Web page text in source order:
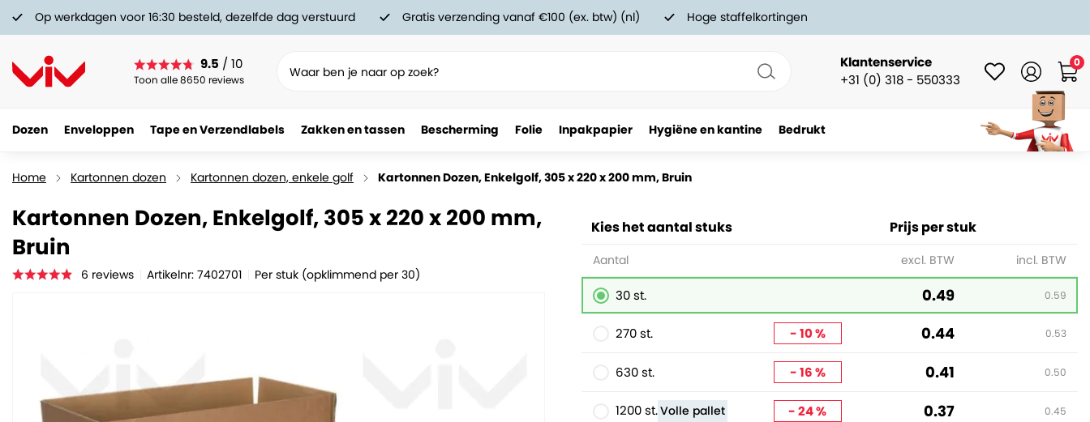
Op werkdagen voor 16:30 besteld, dezelfde dag verstuurd Gratis verzending vanaf €100 (ex. btw) (nl) Hoge staffelkortingen
Klantenservice
+31 (0) 318 - 550333
9.5 / 10
Toon alle 8650 reviews
0
Dozen Enveloppen Tape en Verzendlabels Zakken en tassen Bescherming Folie Inpakpapier Hygiëne en kantine Bedrukt
Home Kartonnen dozen Kartonnen dozen, enkele golf Kartonnen Dozen, Enkelgolf, 305 x 220 x 200 mm, Bruin
Kartonnen Dozen, Enkelgolf, 305 x 220 x 200 mm,
Bruin
6 reviews Artikelnr: 7402701 Per stuk (opklimmend per 30)
Kies het aantal stuks Prijs per stuk
Aantal excl. BTW incl. BTW
30 st. 0.49 0.59
270 st. - 10 % 0.44 0.53
630 st. - 16 % 0.41 0.50
1200 st.Volle pallet - 24 % 0.37 0.45